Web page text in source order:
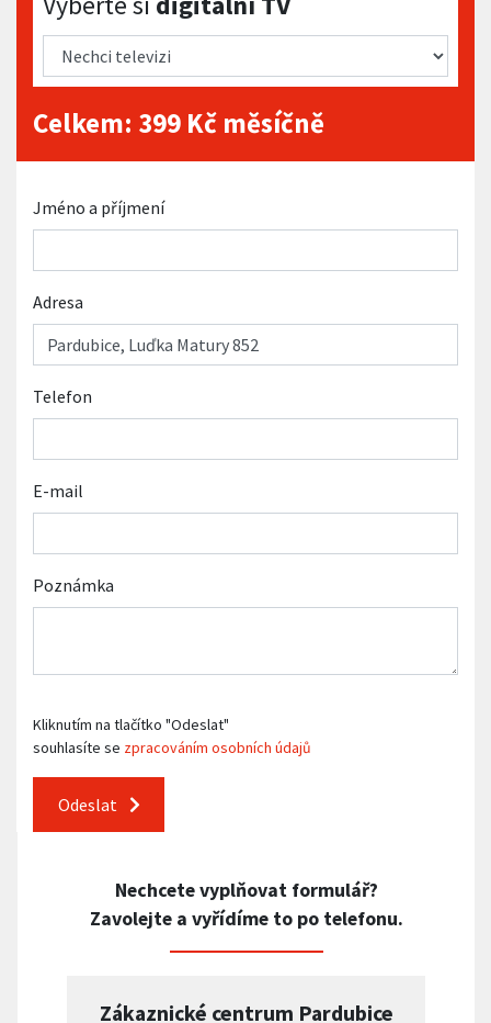
Celkem: 399 Kč měsíčně
Jméno a příjmení
Adresa
Telefon
E-mail
Poznámka
Kliknutím na tlačítko "Odeslat"
souhlasíte se zpracováním osobních údajů
Odeslat
Nechcete vyplňovat formulář?
Zavolejte a vyřídíme to po telefonu.
Zákaznické centrum Pardubice